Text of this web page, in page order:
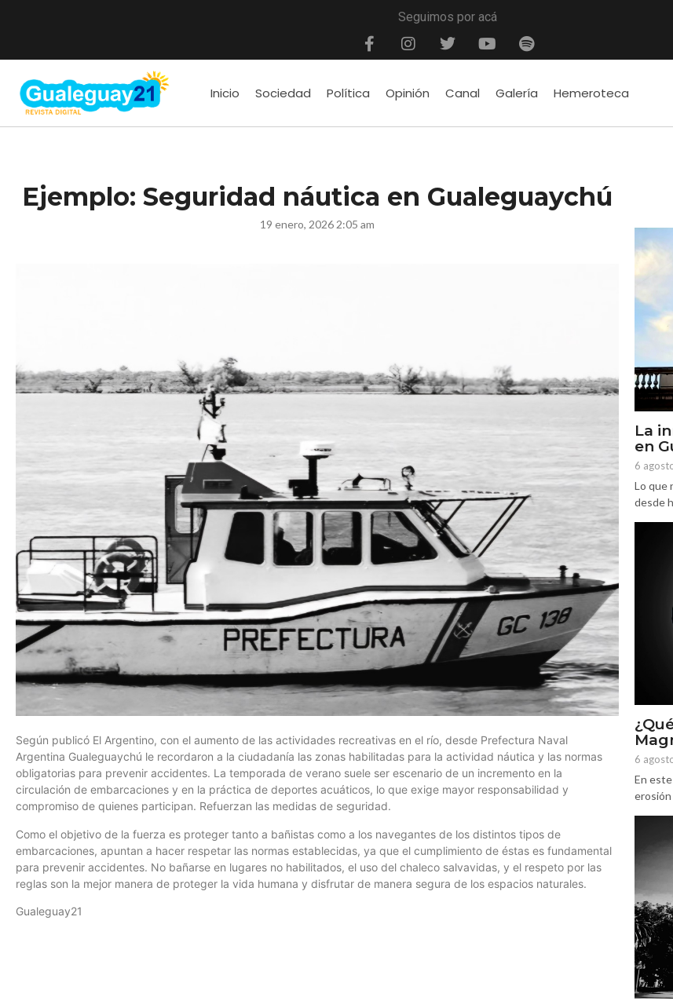
Seguimos por acá
Inicio Sociedad Política Opinión Canal Galería Hemeroteca
Ejemplo: Seguridad náutica en Gualeguaychú
19 enero, 2026 2:05 am
Según publicó El Argentino, con el aumento de las actividades recreativas en el río, desde Prefectura Naval
Argentina Gualeguaychú le recordaron a la ciudadanía las zonas habilitadas para la actividad náutica y las normas
obligatorias para prevenir accidentes. La temporada de verano suele ser escenario de un incremento en la
circulación de embarcaciones y en la práctica de deportes acuáticos, lo que exige mayor responsabilidad y
compromiso de quienes participan. Refuerzan las medidas de seguridad.
Como el objetivo de la fuerza es proteger tanto a bañistas como a los navegantes de los distintos tipos de
embarcaciones, apuntan a hacer respetar las normas establecidas, ya que el cumplimiento de éstas es fundamental
para prevenir accidentes. No bañarse en lugares no habilitados, el uso del chaleco salvavidas, y el respeto por las
reglas son la mejor manera de proteger la vida humana y disfrutar de manera segura de los espacios naturales.
Gualeguay21
La
en
6
Lo que
desde
6
En
erosión